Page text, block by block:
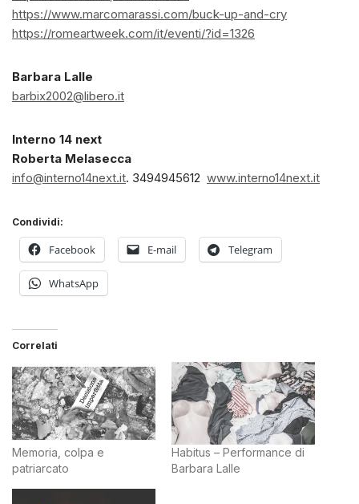
https://www.marcomarassi.com/buck-up-and-cry
https://romeartweek.com/it/eventi/?id=1326
Barbara Lalle
barbix2002@libero.it
Interno 14 next
Roberta Melasecca
info@interno14next.it. 3494945612 www.interno14next.it
Condividi:
Facebook E-mail Telegram
WhatsApp
Correlati
Memoria, colpa e
patriarcato
Habitus – Performance di
Barbara Lalle